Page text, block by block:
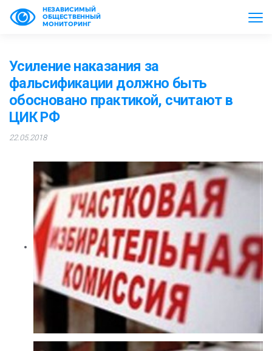
НЕЗАВИСИМЫЙ
ОБЩЕСТВЕННЫЙ
МОНИТОРИНГ
Усиление наказания за
фальсификации должно быть
обосновано практикой, считают в
ЦИК РФ
22.05.2018